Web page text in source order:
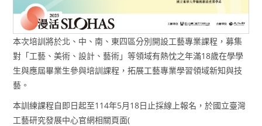
本次培訓將於北、中、南、東四區分別開設工藝專業課程，募集
對「工藝、美術、設計、藝術」等領域有熱忱之年滿18歲在學學
生與應屆畢業生參與培訓課程，拓展工藝專業學習領域新知與技
藝。
本訓練課程自即日起至114年5月18日止採線上報名，於國立臺灣
工藝研究發展中心官網相關頁面(